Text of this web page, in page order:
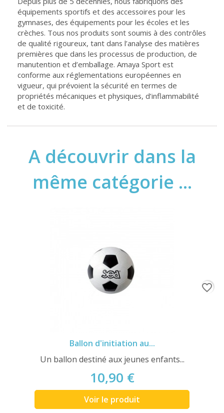
équipements sportifs et des accessoires pour les
gymnases, des équipements pour les écoles et les
crèches. Tous nos produits sont soumis à des contrôles
de qualité rigoureux, tant dans l’analyse des matières
premières que dans les processus de production, de
manutention et d’emballage. Amaya Sport est
conforme aux réglementations européennes en
vigueur, qui prévoient la sécurité en termes de
propriétés mécaniques et physiques, d’inflammabilité
et de toxicité.
A découvrir dans la
même catégorie ...
Ballon d'initiation au...
Un ballon destiné aux jeunes enfants...
10,90 €
Voir le produit
favorite_border